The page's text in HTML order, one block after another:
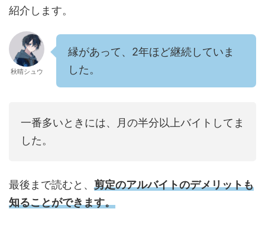
紹介します。
秋晴シュウ
縁があって、2年ほど継続していま
した。
一番多いときには、月の半分以上バイトしてま
した。
最後まで読むと、 剪定のアルバイトのデメリットも
知ることができます。